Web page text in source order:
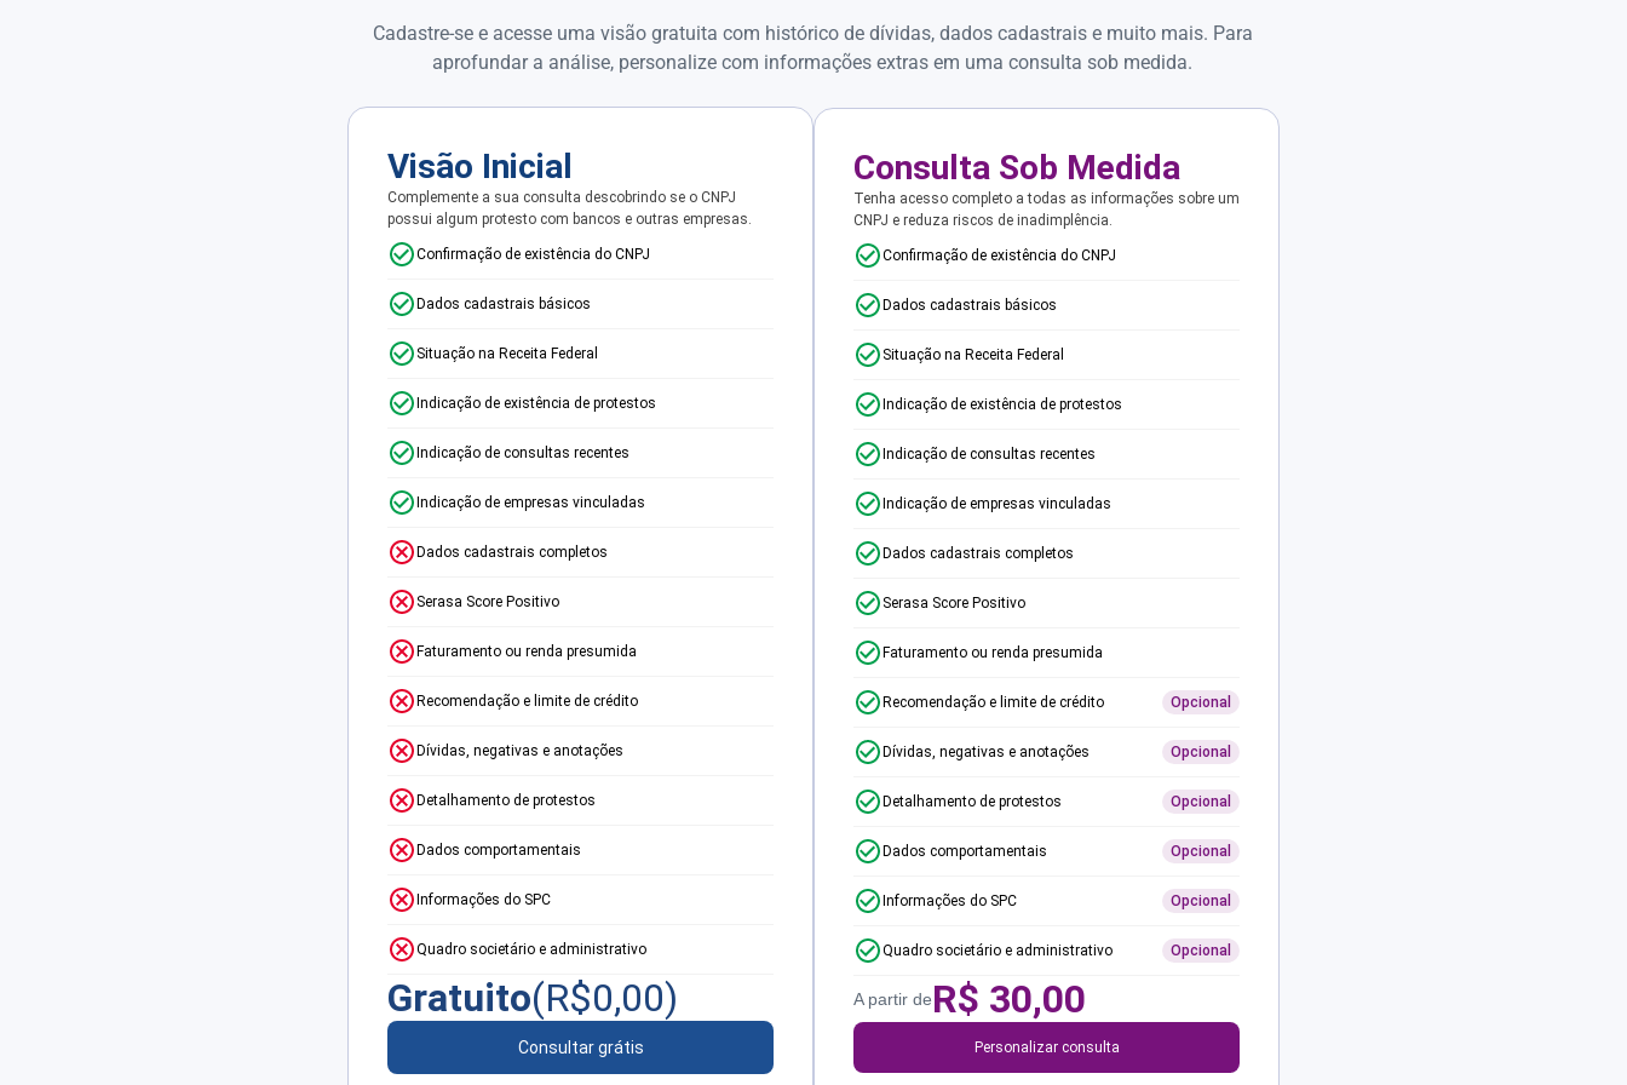
Cadastre-se e acesse uma visão gratuita com histórico de dívidas, dados cadastrais e muito mais. Para
aprofundar a análise, personalize com informações extras em uma consulta sob medida.
Visão Inicial
Complemente a sua consulta descobrindo se o CNPJ
possui algum protesto com bancos e outras empresas.
Confirmação de existência do CNPJ
Dados cadastrais básicos
Situação na Receita Federal
Indicação de existência de protestos
Indicação de consultas recentes
Indicação de empresas vinculadas
Dados cadastrais completos
Serasa Score Positivo
Faturamento ou renda presumida
Recomendação e limite de crédito
Dívidas, negativas e anotações
Detalhamento de protestos
Dados comportamentais
Informações do SPC
Quadro societário e administrativo
Gratuito(R$0,00)
Consultar grátis
Consulta Sob Medida
Tenha acesso completo a todas as informações sobre um
CNPJ e reduza riscos de inadimplência.
Confirmação de existência do CNPJ
Dados cadastrais básicos
Situação na Receita Federal
Indicação de existência de protestos
Indicação de consultas recentes
Indicação de empresas vinculadas
Dados cadastrais completos
Serasa Score Positivo
Faturamento ou renda presumida
Recomendação e limite de crédito Opcional
Dívidas, negativas e anotações Opcional
Detalhamento de protestos Opcional
Dados comportamentais Opcional
Informações do SPC Opcional
Quadro societário e administrativo Opcional
A partir deR$ 30,00
Personalizar consulta